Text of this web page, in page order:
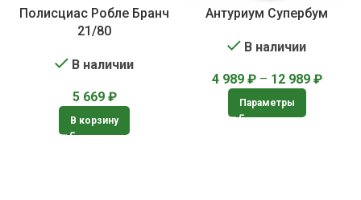
Полисциас Робле Бранч
21/80
В наличии
5 669 ₽
В корзину
Антуриум Супербум
В наличии
4 989 ₽ – 12 989 ₽
Параметры